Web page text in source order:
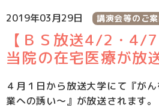
2019年03月29日 講演会等のご
【ＢＳ放送4/2・4/
当院の在宅医療が放
４月１日から放送大学にて『が
業への誘い～』が放送されます。